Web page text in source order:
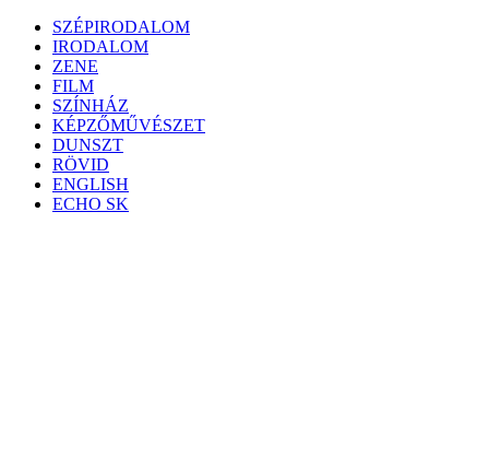
Skip
content
SZÉPIRODALOM
IRODALOM
ZENE
FILM
SZÍNHÁZ
KÉPZŐMŰVÉSZET
DUNSZT
RÖVID
ENGLISH
ECHO SK